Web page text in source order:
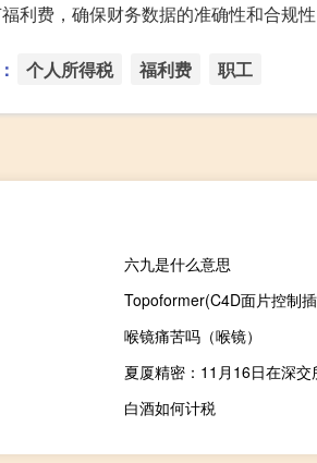
利费，确保财务数据的准确性和合规性
个人所得税 福利费 职工
六九是什么意思
喉镜痛苦吗（喉镜）
夏厦精密：11月16日在深
白酒如何计税